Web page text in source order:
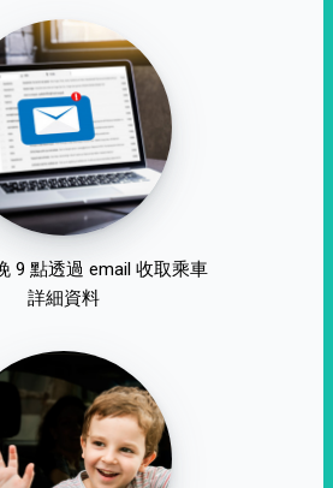
9 點透過 email 收取乘車
詳細資料